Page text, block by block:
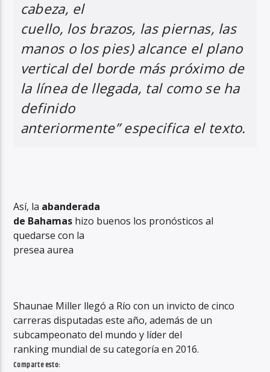
cabeza, el
cuello, los brazos, las piernas, las
manos o los pies) alcance el plano
vertical del borde más próximo de
la línea de llegada, tal como se ha
definido
anteriormente”especifica el texto.
Así, la abanderada
de Bahamas hizo buenos los pronósticos al
quedarse con la
presea aurea
Shaunae Miller llegó a Río con un invicto de cinco
carreras disputadas este año, además de un
subcampeonato del mundo y líder del
ranking mundial de su categoría en 2016.
Comparte esto: